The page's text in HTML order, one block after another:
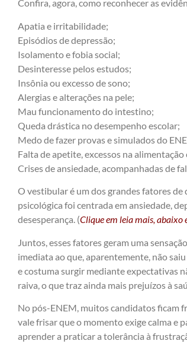
Confira, agora, como reconhecer as
Apatia e irritabilidade;
Episódios de depressão;
Isolamento e fobia social;
Desinteresse pelos estudos;
Insônia ou excesso de sono;
Alergias e alterações na pele;
Mau funcionamento do intestino;
Queda drástica no desempenho escolar;
Medo de fazer provas e simulados do
Falta de apetite, excessos na
Crises de ansiedade, acompanhadas de
O vestibular é um dos grandes fatores
psicológica foi centrada em ansiedade,
desesperança. (Clique em leia mais, abaixo
Juntos, esses fatores geram uma
imediata ao que, aparentemente, não
e costuma surgir mediante expectativas
raiva, o que traz ainda mais prejuízos à
No pós-ENEM, muitos candidatos ficam
vale frisar que o momento exige calma e
aprender a praticar a tolerância à